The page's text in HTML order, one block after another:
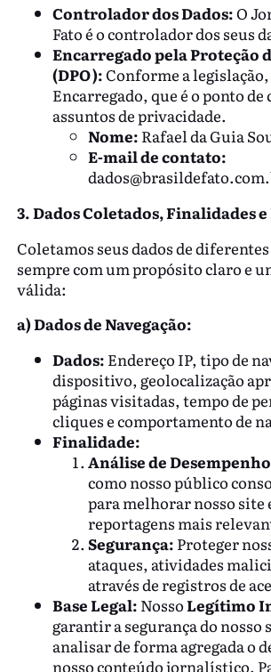
Controlador dos Dados:O
Fato é o controlador dos seus
Encarregado pela Proteção
(DPO):Conforme a
Encarregado, que é o ponto de
assuntos de privacidade.
Nome: Rafael da Guia
E-mail de contato:
3. Dados Coletados, Finalidades e
Coletamos seus dados de
sempre com um propósito claro e
válida:
a) Dados de Navegação:
Dados: Endereço IP, tipo de
dispositivo, geolocalização
páginas visitadas, tempo de
cliques e comportamento de
Finalidade:
Análise de
como nosso público
para melhorar nosso site
reportagens mais
Segurança: Proteger
ataques, atividades
através de registros de
Base Legal: NossoLegítimo
garantir a segurança do nosso
analisar de forma agregada o
nosso conteúdo jornalístico.